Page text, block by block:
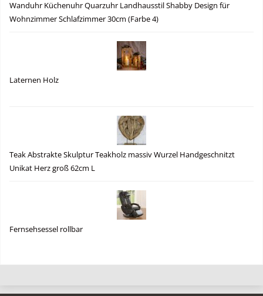
Wanduhr Küchenuhr Quarzuhr Landhausstil Shabby Design für
Wohnzimmer Schlafzimmer 30cm (Farbe 4)
Laternen Holz
Teak Abstrakte Skulptur Teakholz massiv Wurzel Handgeschnitzt
Unikat Herz groß 62cm L
Fernsehsessel rollbar